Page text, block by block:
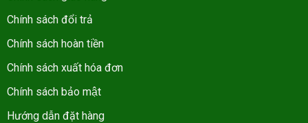
Chính sách đổi trả
Chính sách hoàn tiền
Chính sách xuất hóa đơn
Chính sách bảo mật
Hướng dẫn đặt hàng